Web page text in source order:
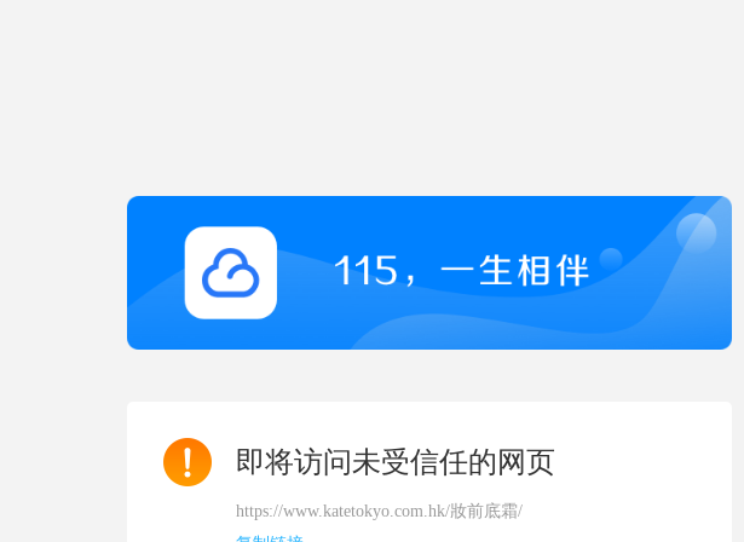
即将访问未受信任的网页
https://www.katetokyo.com.hk/妝前底霜/